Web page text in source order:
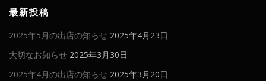
最新投稿
2025年5月の出店の知らせ 2025年4月23日
大切なお知らせ 2025年3月30日
2025年4月の出店の知らせ 2025年3月20日